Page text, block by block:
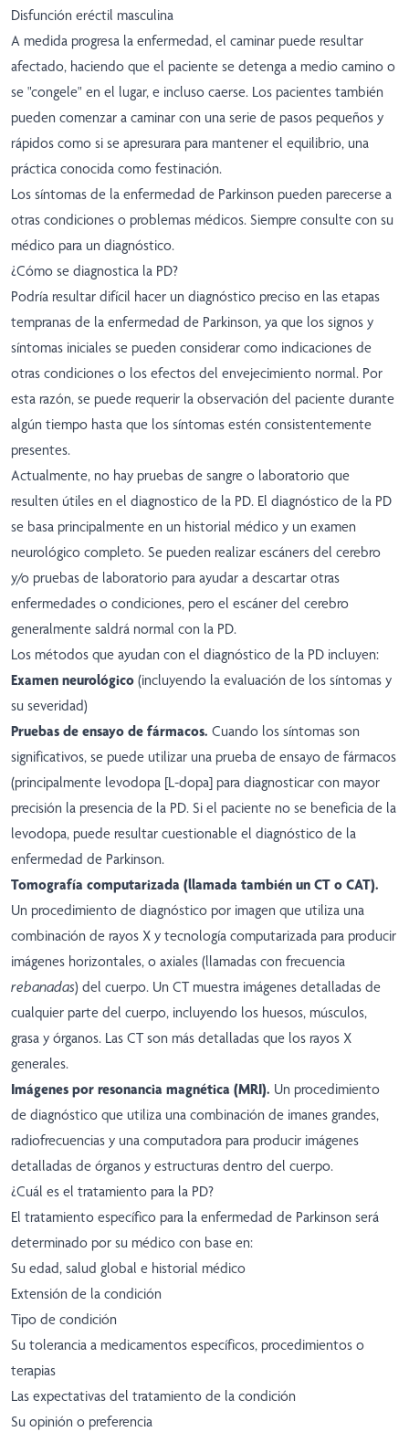
Disfunción eréctil masculina
A medida progresa la enfermedad, el caminar puede resultar
afectado, haciendo que el paciente se detenga a medio camino o
se "congele" en el lugar, e incluso caerse. Los pacientes también
pueden comenzar a caminar con una serie de pasos pequeños y
rápidos como si se apresurara para mantener el equilibrio, una
práctica conocida como festinación.
Los síntomas de la enfermedad de Parkinson pueden parecerse a
otras condiciones o problemas médicos. Siempre consulte con su
médico para un diagnóstico.
¿Cómo se diagnostica la PD?
Podría resultar difícil hacer un diagnóstico preciso en las etapas
tempranas de la enfermedad de Parkinson, ya que los signos y
síntomas iniciales se pueden considerar como indicaciones de
otras condiciones o los efectos del envejecimiento normal. Por
esta razón, se puede requerir la observación del paciente durante
algún tiempo hasta que los síntomas estén consistentemente
presentes.
Actualmente, no hay pruebas de sangre o laboratorio que
resulten útiles en el diagnostico de la PD. El diagnóstico de la PD
se basa principalmente en un historial médico y un examen
neurológico completo. Se pueden realizar escáners del cerebro
y/o pruebas de laboratorio para ayudar a descartar otras
enfermedades o condiciones, pero el escáner del cerebro
generalmente saldrá normal con la PD.
Los métodos que ayudan con el diagnóstico de la PD incluyen:
Examen neurológico (incluyendo la evaluación de los síntomas y
su severidad)
Pruebas de ensayo de fármacos. Cuando los síntomas son
significativos, se puede utilizar una prueba de ensayo de fármacos
(principalmente levodopa [L-dopa] para diagnosticar con mayor
precisión la presencia de la PD. Si el paciente no se beneficia de la
levodopa, puede resultar cuestionable el diagnóstico de la
enfermedad de Parkinson.
Tomografía computarizada (llamada también un CT o CAT).
Un procedimiento de diagnóstico por imagen que utiliza una
combinación de rayos X y tecnología computarizada para producir
imágenes horizontales, o axiales (llamadas con frecuencia
rebanadas) del cuerpo. Un CT muestra imágenes detalladas de
cualquier parte del cuerpo, incluyendo los huesos, músculos,
grasa y órganos. Las CT son más detalladas que los rayos X
generales.
Imágenes por resonancia magnética (MRI). Un procedimiento
de diagnóstico que utiliza una combinación de imanes grandes,
radiofrecuencias y una computadora para producir imágenes
detalladas de órganos y estructuras dentro del cuerpo.
¿Cuál es el tratamiento para la PD?
El tratamiento específico para la enfermedad de Parkinson será
determinado por su médico con base en:
Su edad, salud global e historial médico
Extensión de la condición
Tipo de condición
Su tolerancia a medicamentos específicos, procedimientos o
terapias
Las expectativas del tratamiento de la condición
Su opinión o preferencia